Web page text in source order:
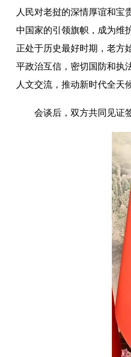
人民对老挝的深情厚谊和宝
中国家的引领旗帜，成为维
正处于历史最好时期，老方
平政治互信，密切国防和执
人文交流，推动新时代全天
会谈后，双方共同见证签